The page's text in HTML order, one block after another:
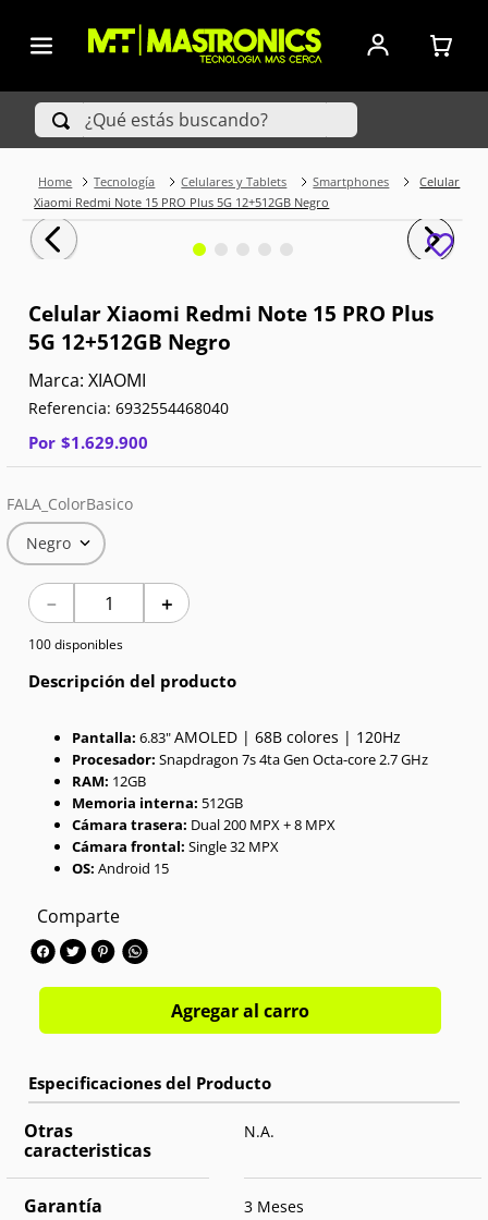
¿Qué estás buscando?
Tecnología Celulares y Tablets Smartphones
Celular
Xiaomi Redmi Note 15 PRO Plus 5G 12+512GB Negro
Celular Xiaomi Redmi Note 15 PRO Plus
5G 12+512GB Negro
XIAOMI
Referencia: 6932554468040
Por $1.629.900
FALA_ColorBasico
Negro
＋
－
100 disponibles
Descripción del producto
Pantalla: 6.83"AMOLED | 68B colores | 120Hz
Procesador: Snapdragon 7s 4ta Gen Octa-core 2.7 GHz
RAM: 12GB
Memoria interna: 512GB
Cámara trasera: Dual 200 MPX + 8 MPX
Cámara frontal: Single 32 MPX
OS: Android 15
Comparte
Agregar al carro
Otras
caracteristicas
N.A.
Garantía 3 Meses
TÉRMINOS MÁS BUSCADOS
1.
Iphone
3.
Celulares Samsung
4.
Televisores
5.
Red Magic
7.
Celulares
8.
Iphone 15 Pro Max
9.
Iphone 17
10. Audífonos